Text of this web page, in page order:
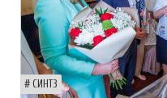
СИНТЗ